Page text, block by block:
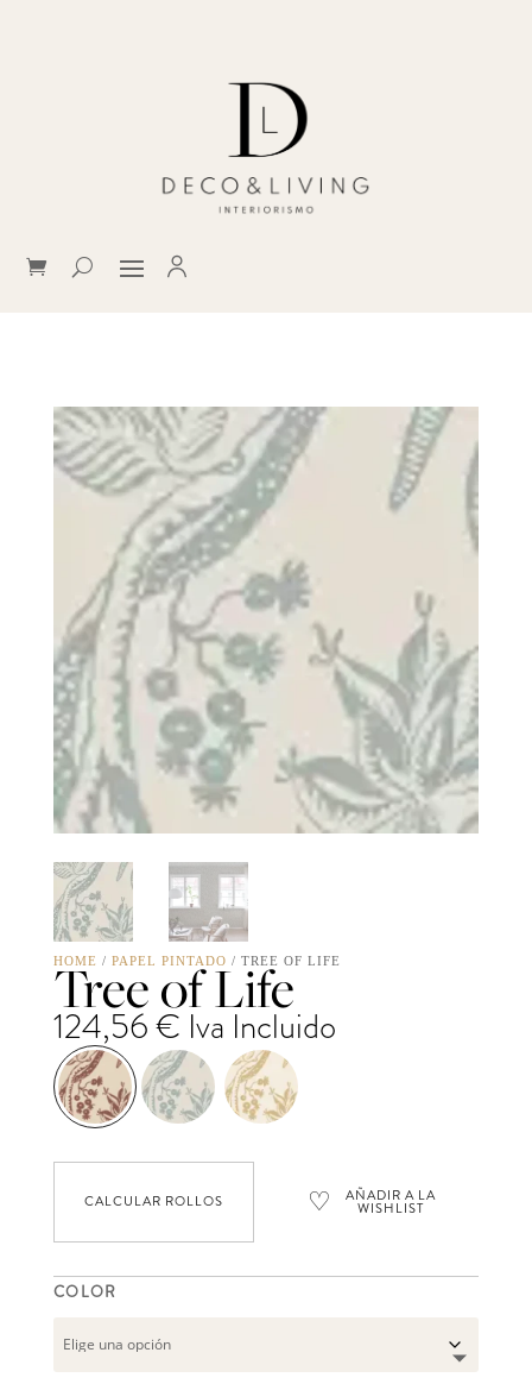
HOME / PAPEL PINTADO / TREE OF LIFE
Tree of Life
124,56€ Iva Incluido
CALCULAR ROLLOS ♡ AÑADIR A LA
WISHLIST
COLOR